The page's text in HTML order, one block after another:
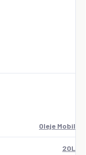
Oleje Mobil
20L